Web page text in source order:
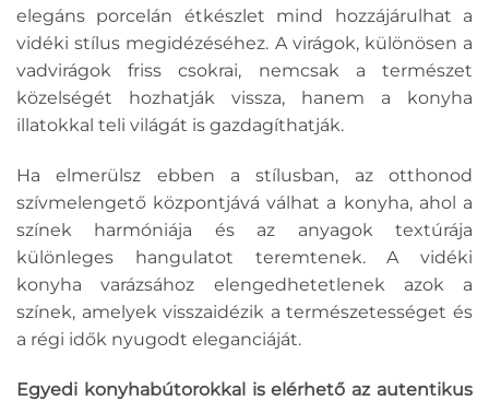
elegáns porcelán étkészlet mind hozzájárulhat a
vidéki stílus megidézéséhez. A virágok, különösen a
vadvirágok friss csokrai, nemcsak a természet
közelségét hozhatják vissza, hanem a konyha
illatokkal teli világát is gazdagíthatják.
Ha elmerülsz ebben a stílusban, az otthonod
szívmelengető központjává válhat a konyha, ahol a
színek harmóniája és az anyagok textúrája
különleges hangulatot teremtenek. A vidéki
konyha varázsához elengedhetetlenek azok a
színek, amelyek visszaidézik a természetességet és
a régi idők nyugodt eleganciáját.
Egyedi konyhabútorokkal is elérhető az autentikus